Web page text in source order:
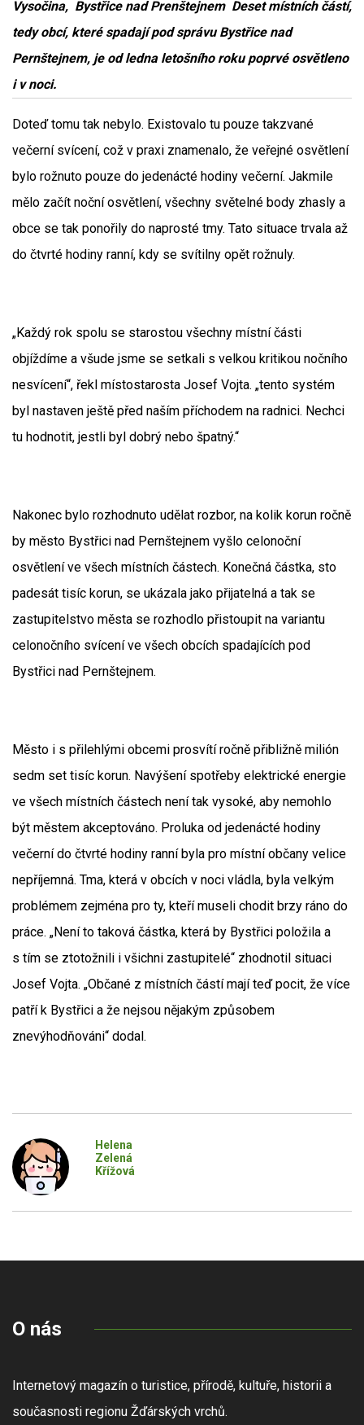
Vysočina, Bystřice nad Prenštejnem Deset místních částí,
tedy obcí, které spadají pod správu Bystřice nad
Pernštejnem, je od ledna letošního roku poprvé osvětleno
i v noci.
Doteď tomu tak nebylo. Existovalo tu pouze takzvané
večerní svícení, což v praxi znamenalo, že veřejné osvětlení
bylo rožnuto pouze do jedenácté hodiny večerní. Jakmile
mělo začít noční osvětlení, všechny světelné body zhasly a
obce se tak ponořily do naprosté tmy. Tato situace trvala až
do čtvrté hodiny ranní, kdy se svítilny opět rožnuly.
„Každý rok spolu se starostou všechny místní části
objíždíme a všude jsme se setkali s velkou kritikou nočního
nesvícení“, řekl místostarosta Josef Vojta. „tento systém
byl nastaven ještě před naším příchodem na radnici. Nechci
tu hodnotit, jestli byl dobrý nebo špatný.“
Nakonec bylo rozhodnuto udělat rozbor, na kolik korun ročně
by město Bystřici nad Pernštejnem vyšlo celonoční
osvětlení ve všech místních částech. Konečná částka, sto
padesát tisíc korun, se ukázala jako přijatelná a tak se
zastupitelstvo města se rozhodlo přistoupit na variantu
celonočního svícení ve všech obcích spadajících pod
Bystřici nad Pernštejnem.
Město i s přilehlými obcemi prosvítí ročně přibližně milión
sedm set tisíc korun. Navýšení spotřeby elektrické energie
ve všech místních částech není tak vysoké, aby nemohlo
být městem akceptováno. Proluka od jedenácté hodiny
večerní do čtvrté hodiny ranní byla pro místní občany velice
nepříjemná. Tma, která v obcích v noci vládla, byla velkým
problémem zejména pro ty, kteří museli chodit brzy ráno do
práce. „Není to taková částka, která by Bystřici položila a
s tím se ztotožnili i všichni zastupitelé“ zhodnotil situaci
Josef Vojta. „Občané z místních částí mají teď pocit, že více
patří k Bystřici a že nejsou nějakým způsobem
znevýhodňováni“ dodal.
Helena
Zelená
Křížová
O nás
Internetový magazín o turistice, přírodě, kultuře, historii a
současnosti regionu Žďárských vrchů.